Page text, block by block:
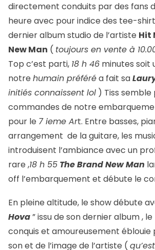
directement conduits par des fans
heure avec pour indice des tee-
dernier album studio de l’artiste Hit
New Man ( toujours en vente à
Top c’est parti, 18 h 46 minutes soit
notre humain préféréa fait sa
initiés connaissent lol ) Tiss
commandes de notre
pour le 7 ieme Art. Entre basses,
arrangement de la guitare, les
introduisent l’ambiance avec un
rare ,18 h 55 The Brand New Man
off l’embarquement et débute le
En pleine altitude, le show débute
Hova” issu de son dernier album ,
conquis et amoureusement
son et de l’image de l’artiste (